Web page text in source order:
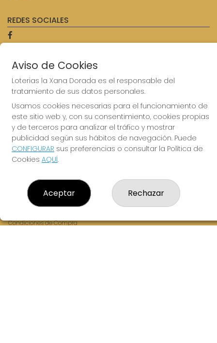
REDES SOCIALES
CONTACTO
ADMINISTRACION DE LOTERIAS: 9-AVILES - RECEPTOR
OFICIAL: 57750
985567207
Clica aquí para contactar por WhatsApp
614069067
info@laxanadorada.com
Fernandez Balsera 26 bajo
Aviles, 33402
(Asturias) España
Aviso Legal
Política de Privacidad
Condiciones de Compra
Aviso de Cookies
Loterias la Xana Dorada es el responsable del
tratamiento de sus datos personales.
Usamos cookies necesarias para el funcionamiento de
este sitio web y, con su consentimiento, cookies propias
y de terceros para analizar el tráfico y mostrar
publicidad según sus hábitos de navegación. Puede
CONFIGURAR sus preferencias o consultar la Política de
Cookies AQUÍ.
Aceptar Rechazar